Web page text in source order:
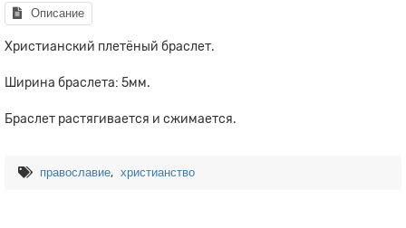
Описание
Христианский плетёный браслет.
Ширина браслета: 5мм.
Браслет растягивается и сжимается.
православие, христианство